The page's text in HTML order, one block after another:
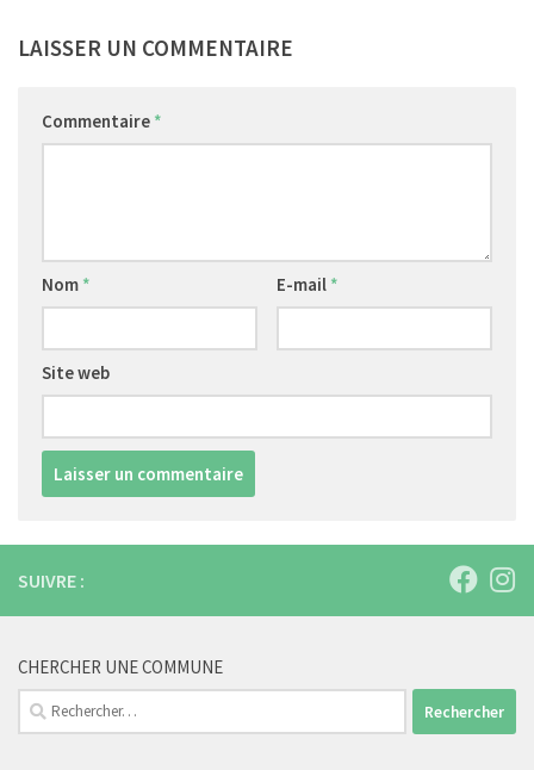
LAISSER UN COMMENTAIRE
Commentaire *
Nom * E-mail *
Site web
SUIVRE :
CHERCHER UNE COMMUNE
Rechercher :